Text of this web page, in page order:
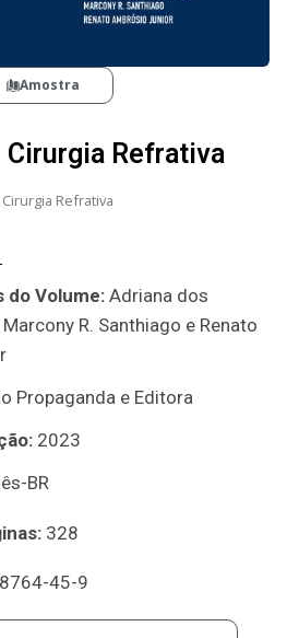
Amostra
Cirurgia Refrativa
Refrativa
do Volume: Adriana dos
R. Santhiago e Renato
Propaganda e Editora
2023
BR
328
45-9